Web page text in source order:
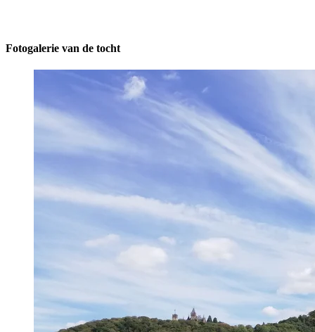
Fotogalerie van de tocht